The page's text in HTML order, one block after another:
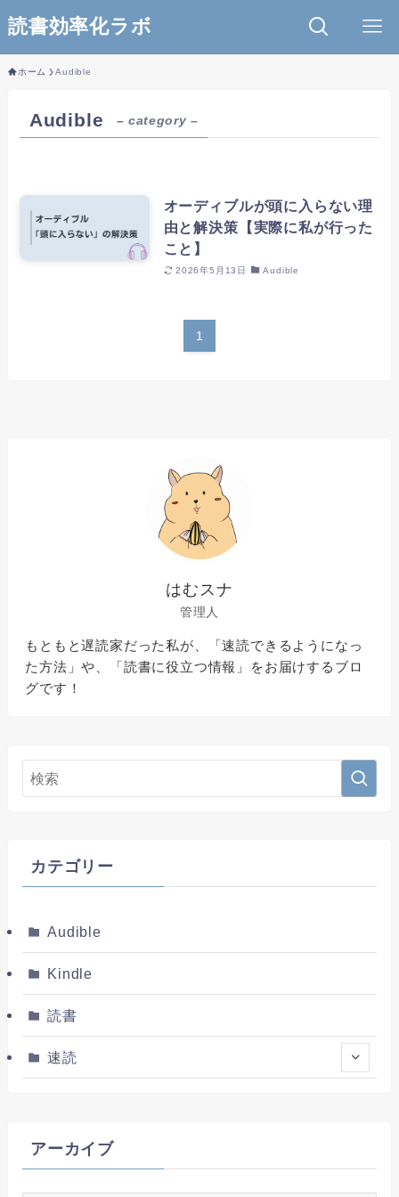
読書効率化ラボ
ホーム Audible
Audible – category –
オーディブルが頭に入らない理
由と解決策【実際に私が行った
こと】
2026年5月13日 Audible
1
はむスナ
管理人
もともと遅読家だった私が、「速読できるようになっ
た方法」や、「読書に役立つ情報」をお届けするブロ
グです！
カテゴリー
Audible
Kindle
読書
速読
アーカイブ